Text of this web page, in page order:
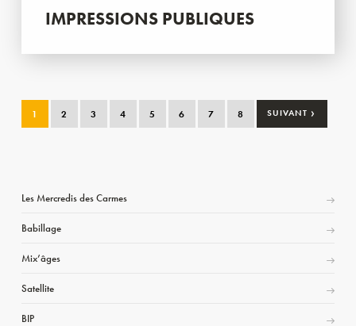
IMPRESSIONS PUBLIQUES
1 2 3 4 5 6 7 8 SUIVANT ›
Les Mercredis des Carmes
Babillage
Mix’âges
Satellite
BIP